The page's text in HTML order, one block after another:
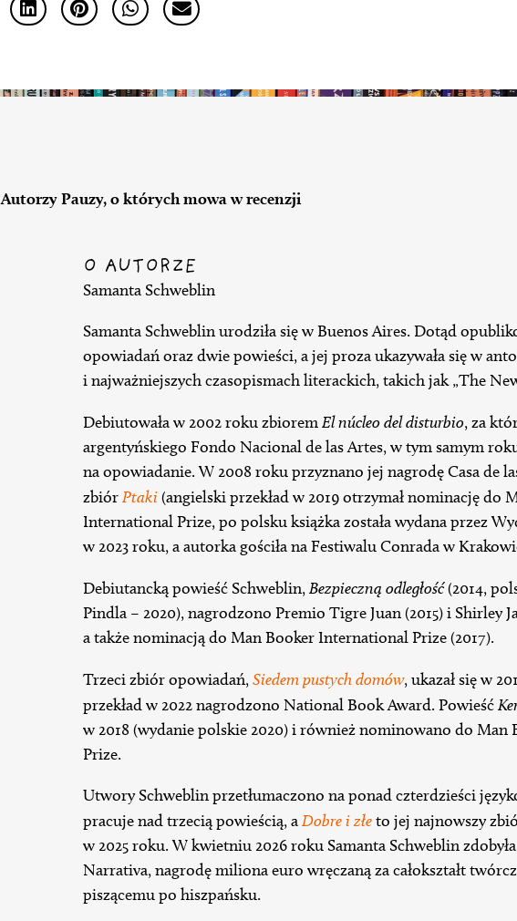
Autorzy Pauzy, o których mowa w recenzji
O AUTORZE
Samanta Schweblin
Samanta Schweblin urodziła się w Buenos Aires. Dotąd
opowiadań oraz dwie powieści, a jej proza ukazywała się w
i najważniejszych czasopismach literackich, takich jak „The
Debiutowała w 2002 roku zbioremEl núcleo del disturbio, za
argentyńskiego Fondo Nacional de las Artes, w tym samym
na opowiadanie. W 2008 roku przyznano jej nagrodę Casa de
zbiórPtaki(angielski przekład w 2019 otrzymał nominację do
International Prize, po polsku książka została wydana przez
w 2023 roku, a autorka gościła na Festiwalu Conrada w
Debiutancką powieść Schweblin,Bezpieczną odległość(2014,
Pindla – 2020), nagrodzono Premio Tigre Juan (2015) i Shirley
a także nominacją do Man Booker International Prize (2017).
Trzeci zbiór opowiadań,Siedem pustych domów, ukazał się w
przekład w 2022 nagrodzono National Book Award. Powieść
w 2018 (wydanie polskie 2020) i również nominowano do
Prize.
Utwory Schweblin przetłumaczono na ponad czterdzieści
pracuje nad trzecią powieścią, aDobre i złeto jej najnowszy
w 2025 roku. W kwietniu 2026 roku Samanta Schweblin
Narrativa, nagrodę miliona euro wręczaną za całokształt
piszącemu po hiszpańsku.